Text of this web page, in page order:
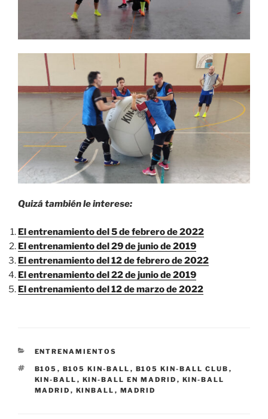
Quizá también le interese:
El entrenamiento del 5 de febrero de 2022
El entrenamiento del 29 de junio de 2019
El entrenamiento del 12 de febrero de 2022
El entrenamiento del 22 de junio de 2019
El entrenamiento del 12 de marzo de 2022
CATEGORÍAS
ENTRENAMIENTOS
ETIQUETAS
B105 , B105 KIN-BALL , B105 KIN-BALL CLUB ,
KIN-BALL , KIN-BALL EN MADRID , KIN-BALL
MADRID , KINBALL , MADRID